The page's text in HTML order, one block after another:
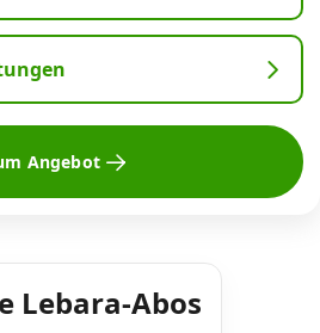
Angebot
Lebara-Abos